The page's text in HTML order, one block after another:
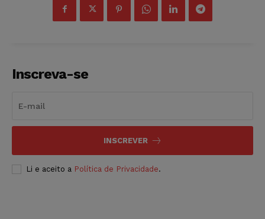
Inscreva-se
INSCREVER
Li e aceito a Política de Privacidade.